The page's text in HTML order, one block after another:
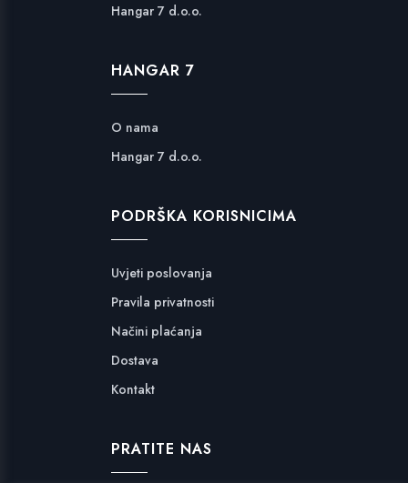
Hangar 7 d.o.o.
HANGAR 7
O nama
Hangar 7 d.o.o.
PODRŠKA KORISNICIMA
Uvjeti poslovanja
Pravila privatnosti
Načini plaćanja
Dostava
Kontakt
PRATITE NAS